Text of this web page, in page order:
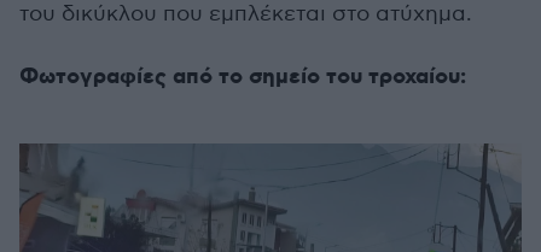
του δικύκλου που εμπλέκεται στο ατύχημα.
Φωτογραφίες από το σημείο του τροχαίου: